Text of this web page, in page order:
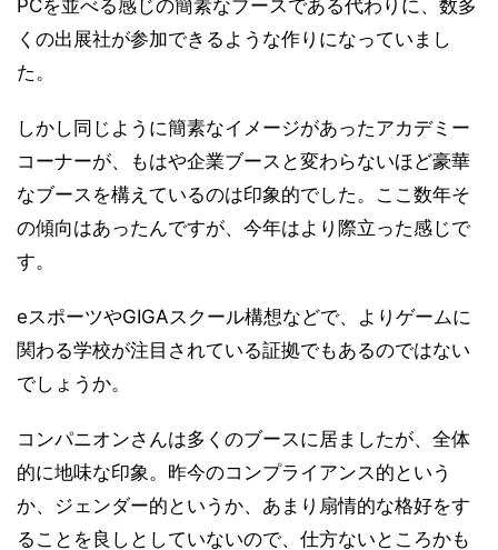
PCを並べる感じの簡素なブースである代わりに、数多
くの出展社が参加できるような作りになっていまし
た。
しかし同じように簡素なイメージがあったアカデミー
コーナーが、もはや企業ブースと変わらないほど豪華
なブースを構えているのは印象的でした。ここ数年そ
の傾向はあったんですが、今年はより際立った感じで
す。
eスポーツやGIGAスクール構想などで、よりゲームに
関わる学校が注目されている証拠でもあるのではない
でしょうか。
コンパニオンさんは多くのブースに居ましたが、全体
的に地味な印象。昨今のコンプライアンス的という
か、ジェンダー的というか、あまり扇情的な格好をす
ることを良しとしていないので、仕方ないところかも